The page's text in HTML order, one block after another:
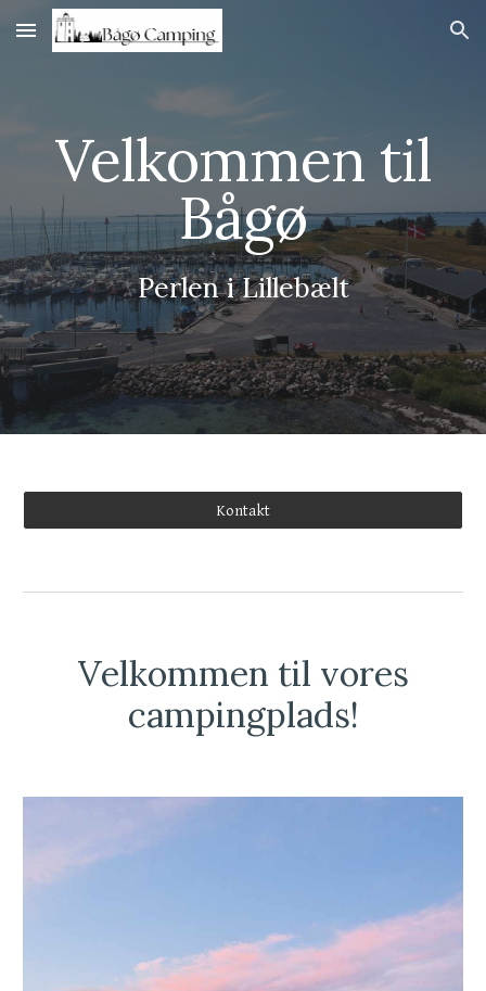
Skip to main content Skip to navigation
Velkommen til
Bågø
Perlen i Lillebælt
Kontakt
Velkommen til vores
campingplads!